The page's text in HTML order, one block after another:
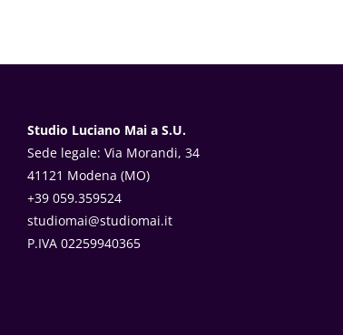
Studio Luciano Mai a S.U.
Sede legale: Via Morandi, 34
41121 Modena (MO)
+39 059.359524
studiomai@studiomai.it
P.IVA 02259940365